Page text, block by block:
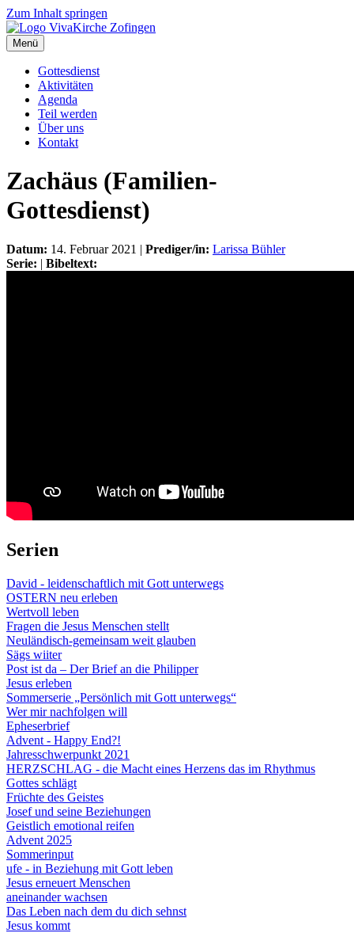
Zum Inhalt springen
Menü
Gottesdienst
Aktivitäten
Agenda
Teil werden
Über uns
Kontakt
Zachäus (Familien-
Gottesdienst)
Datum: 14. Februar 2021 | Prediger/in: Larissa Bühler
Serie: | Bibeltext:
Serien
David - leidenschaftlich mit Gott unterwegs
OSTERN neu erleben
Wertvoll leben
Fragen die Jesus Menschen stellt
Neuländisch-gemeinsam weit glauben
Sägs wiiter
Post ist da – Der Brief an die Philipper
Jesus erleben
Sommerserie „Persönlich mit Gott unterwegs“
Wer mir nachfolgen will
Epheserbrief
Advent - Happy End?!
Jahresschwerpunkt 2021
HERZSCHLAG - die Macht eines Herzens das im Rhythmus
Gottes schlägt
Früchte des Geistes
Josef und seine Beziehungen
Geistlich emotional reifen
Advent 2025
Sommerinput
ufe - in Beziehung mit Gott leben
Jesus erneuert Menschen
aneinander wachsen
Das Leben nach dem du dich sehnst
Jesus kommt